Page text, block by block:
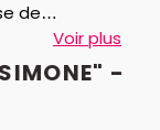
de
cette
et le vivent,
jazzy,
Voir plus
-